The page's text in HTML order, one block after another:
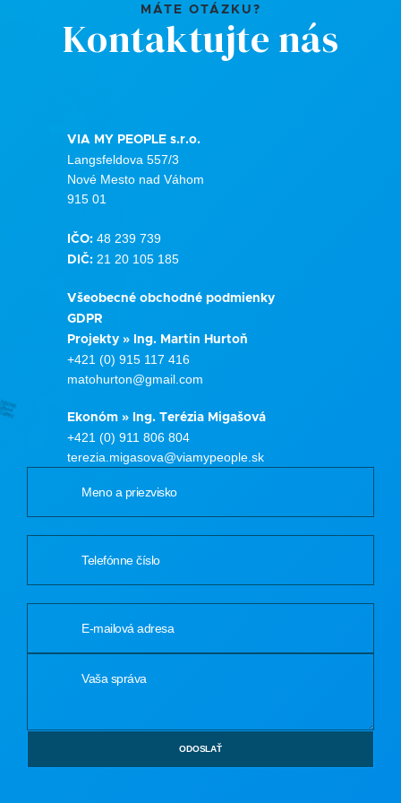
MÁTE OTÁZKU?
Kontaktujte nás
VIA MY PEOPLE s.r.o.
Langsfeldova 557/3
Nové Mesto nad Váhom
915 01
IČO: 48 239 739
DIČ: 21 20 105 185
Všeobecné obchodné podmienky
GDPR
Projekty » Ing. Martin Hurtoň
+421 (0) 915 117 416
matohurton@gmail.com
Ekonóm » Ing. Terézia Migašová
+421 (0) 911 806 804
terezia.migasova@viamypeople.sk